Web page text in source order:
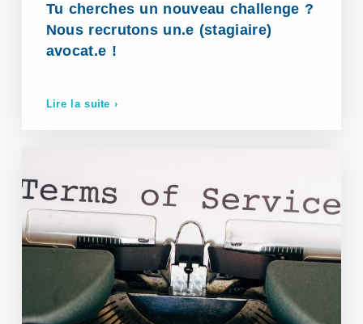
Tu cherches un nouveau challenge ?
Nous recrutons un.e (stagiaire)
avocat.e !
Lire la suite ›